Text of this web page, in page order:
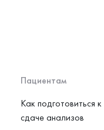
Пациентам
Как подготовиться к
сдаче анализов